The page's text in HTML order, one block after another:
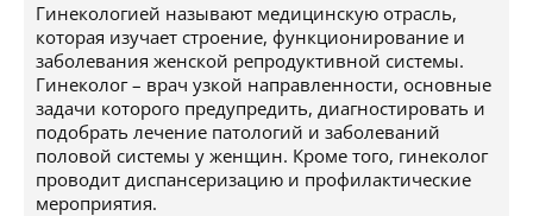
Гинекологией называют медицинскую отрасль,
которая изучает строение, функционирование и
заболевания женской репродуктивной системы.
Гинеколог – врач узкой направленности, основные
задачи которого предупредить, диагностировать и
подобрать лечение патологий и заболеваний
половой системы у женщин. Кроме того, гинеколог
проводит диспансеризацию и профилактические
мероприятия.